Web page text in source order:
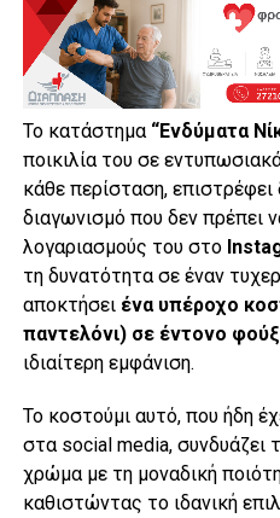
Το κατάστημα “Ενδύματα
ποικιλία του σε
κάθε περίσταση, επιστρέφει
διαγωνισμό που δεν πρέπει
λογαριασμούς του στο
τη δυνατότητα σε έναν
αποκτήσει ένα υπέροχο
παντελόνι) σε έντονο
ιδιαίτερη εμφάνιση.
Το κοστούμι αυτό, που ήδη
στα social media, συνδυάζει
χρώμα με τη μοναδική
καθιστώντας το ιδανική